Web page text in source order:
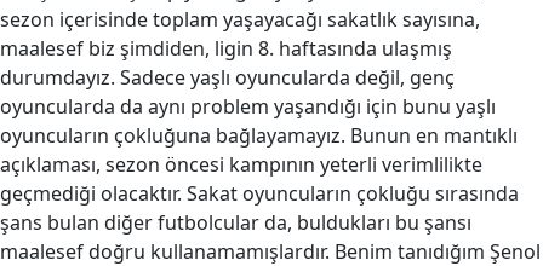
sezon içerisinde toplam yaşayacağı sakatlık sayısına,
maalesef biz şimdiden, ligin 8. haftasında ulaşmış
durumdayız. Sadece yaşlı oyuncularda değil, genç
oyuncularda da aynı problem yaşandığı için bunu yaşlı
oyuncuların çokluğuna bağlayamayız. Bunun en mantıklı
açıklaması, sezon öncesi kampının yeterli verimlilikte
geçmediği olacaktır. Sakat oyuncuların çokluğu sırasında
şans bulan diğer futbolcular da, buldukları bu şansı
maalesef doğru kullanamamışlardır. Benim tanıdığım Şenol